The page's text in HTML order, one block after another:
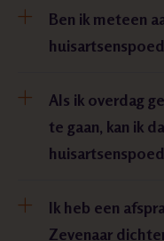
Ben ik meteen
Als ik overdag
te gaan, kan ik
Ik heb een
Zevenaar